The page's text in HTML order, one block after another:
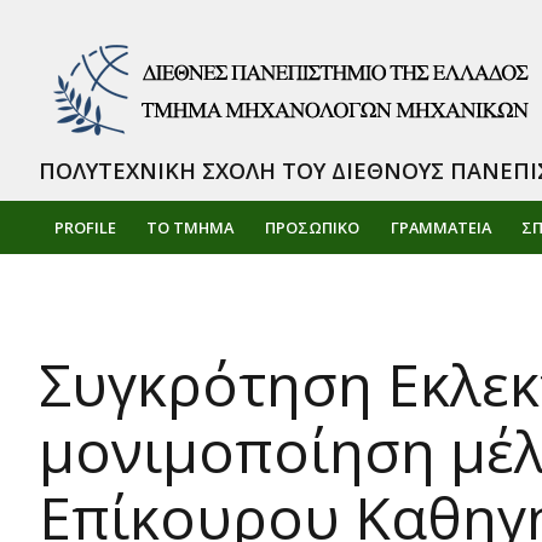
PROFILE ΤΟ ΤΜΗΜΑ ΠΡΟΣΩΠΙΚΌ ΓΡΑΜΜΑΤΕΙΑ
ΠΟΛΥΤΕΧΝΙΚΗ ΣΧΟΛΗ ΤΟΥ ΔΙΕΘΝΟΥΣ
Συγκρότηση
μονιμοποίηση
Επίκουρου